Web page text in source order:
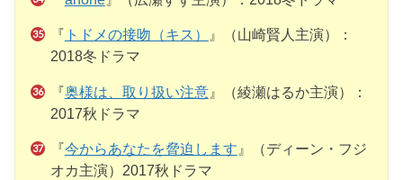
『 トドメの接吻（キス）
』（山崎賢人主演）：
2018冬ドラマ
『奥様は、取り扱い注意』（綾瀬はるか主演）：
2017秋ドラマ
『今からあなたを脅迫します 』（ディーン・フジ
オカ主演）2017秋ドラマ